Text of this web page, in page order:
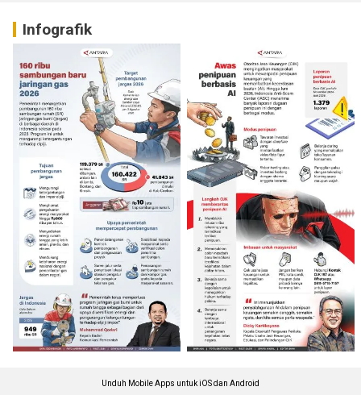
Infografik
Unduh Mobile Apps untuk iOS dan Android